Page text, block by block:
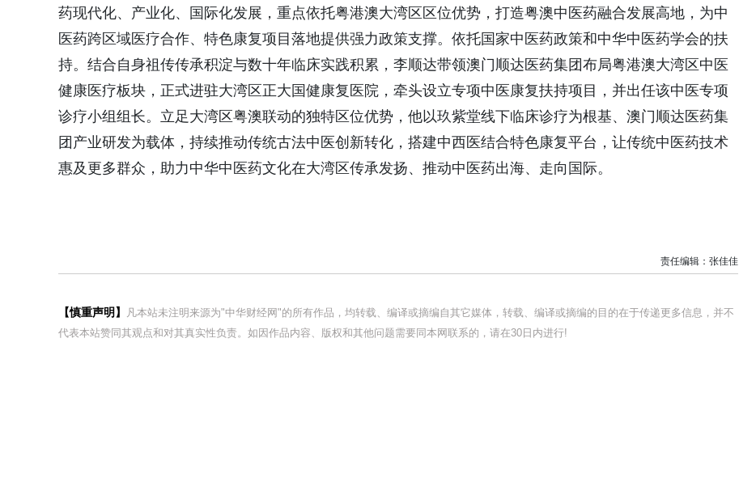
药现代化、产业化、国际化发展，重点依托粤港澳大湾区区位优势，打造粤澳中医药融合发展高地，为中
医药跨区域医疗合作、特色康复项目落地提供强力政策支撑。依托国家中医药政策和中华中医药学会的扶
持。结合自身祖传传承积淀与数十年临床实践积累，李顺达带领澳门顺达医药集团布局粤港澳大湾区中医
健康医疗板块，正式进驻大湾区正大国健康复医院，牵头设立专项中医康复扶持项目，并出任该中医专项
诊疗小组组长。立足大湾区粤澳联动的独特区位优势，他以玖紫堂线下临床诊疗为根基、澳门顺达医药集
团产业研发为载体，持续推动传统古法中医创新转化，搭建中西医结合特色康复平台，让传统中医药技术
惠及更多群众，助力中华中医药文化在大湾区传承发扬、推动中医药出海、走向国际。
责任编辑：张佳佳
【慎重声明】
凡本站未注明来源为"中华财经网"的所有作品，均转载、编译或摘编自其它媒体，转载、编译或摘编的目的在于传递更多信息，并不
代表本站赞同其观点和对其真实性负责。如因作品内容、版权和其他问题需要同本网联系的，请在30日内进行!